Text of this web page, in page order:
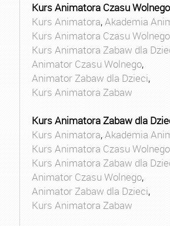
Kurs Animatora Czasu Wolnego
Kurs Animatora,Akademia
Kurs Animatora Czasu Wolnego
Kurs Animatora Zabaw dla
Animator Czasu Wolnego,
Animator Zabaw dla Dzieci,
Kurs Animatora Zabaw
Kurs Animatora Zabaw dla
Kurs Animatora,Akademia
Kurs Animatora Czasu Wolnego
Kurs Animatora Zabaw dla
Animator Czasu Wolnego,
Animator Zabaw dla Dzieci,
Kurs Animatora Zabaw